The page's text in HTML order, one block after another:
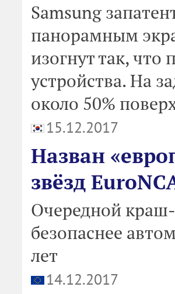
Samsung
панорамным
изогнут так,
устройства. На
около 50%
15.12.2017
Назван
звёзд
Очередной краш-
безопаснее
лет
14.12.2017